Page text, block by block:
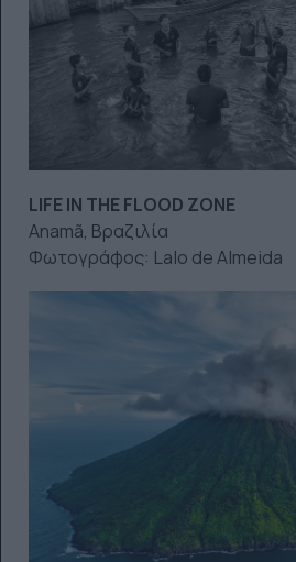
LIFE IN THE FLOOD ZONE
Anamã, Βραζιλία
Φωτογράφος: Lalo de Almeida